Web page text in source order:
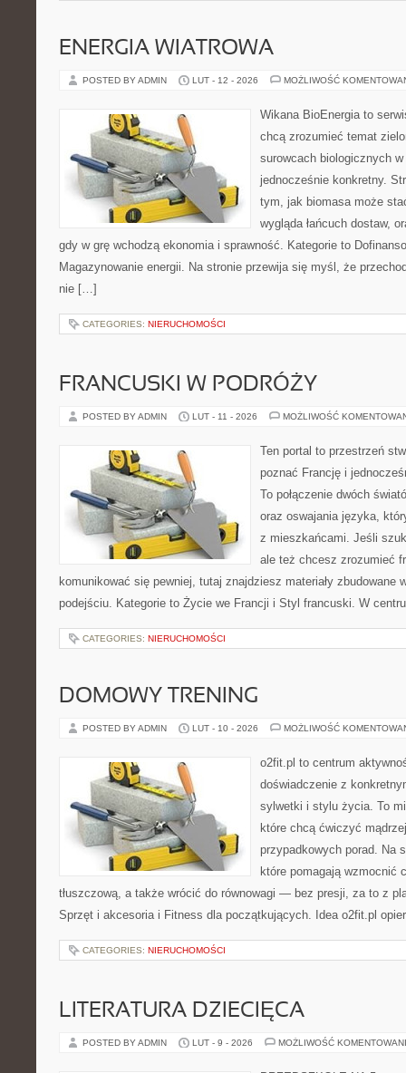
ENERGIA WIATROWA
POSTED BY ADMIN LUT - 12 - 2026 MOŻLIWOŚĆ
Wikana BioEnergia to
chcą zrozumieć temat
surowcach biologicznych
jednocześnie konkretny.
tym, jak biomasa może
wygląda łańcuch dostaw,
gdy w grę wchodzą ekonomia i sprawność. Kategorie to
Magazynowanie energii. Na stronie przewija się myśl, że
nie […]
CATEGORIES: NIERUCHOMOŚCI
FRANCUSKI W PODRÓŻY
POSTED BY ADMIN LUT - 11 - 2026 MOŻLIWOŚĆ
Ten portal to przestrzeń
poznać Francję i
To połączenie dwóch
oraz oswajania języka,
z mieszkańcami. Jeśli
ale też chcesz zrozumieć
komunikować się pewniej, tutaj znajdziesz materiały zbudowane
podejściu. Kategorie to Życie we Francji i Styl francuski. W
CATEGORIES: NIERUCHOMOŚCI
DOMOWY TRENING
POSTED BY ADMIN LUT - 10 - 2026 MOŻLIWOŚĆ
o2fit.pl to centrum
doświadczenie z
sylwetki i stylu życia. To
które chcą ćwiczyć
przypadkowych porad. Na
które pomagają wzmocnić
tłuszczową, a także wrócić do równowagi — bez presji, za to z
Sprzęt i akcesoria i Fitness dla początkujących. Idea o2fit.pl
CATEGORIES: NIERUCHOMOŚCI
LITERATURA DZIECIĘCA
POSTED BY ADMIN LUT - 9 - 2026 MOŻLIWOŚĆ